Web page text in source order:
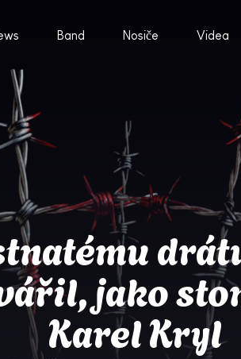
Band Nosiče Videa
jako
Karel Kryl